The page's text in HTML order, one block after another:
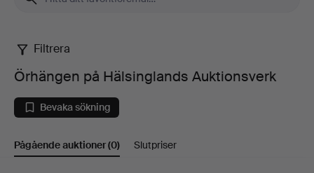
Örhängen
på
Hälsinglands
Auktionsverk
Filtrera
Örhängen på Hälsinglands Auktionsverk
Bevaka sökning
Pågående auktioner(0) Slutpriser